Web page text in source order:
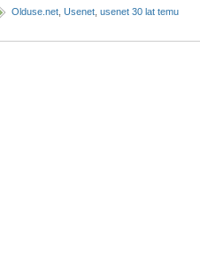
Olduse.net Usenet usenet 30 lat temu